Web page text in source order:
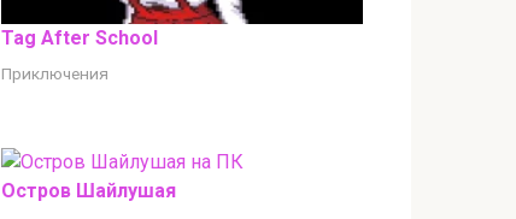
Tag After School
Приключения
Остров Шайлушая